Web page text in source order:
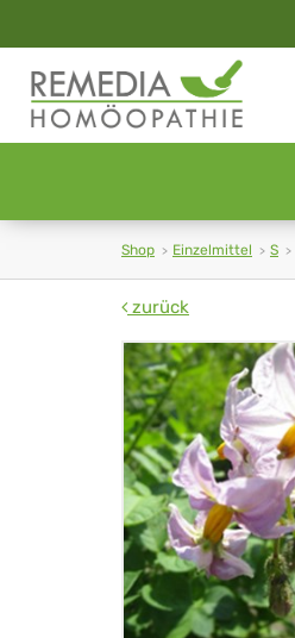
Shop Einzelmittel S
zurück